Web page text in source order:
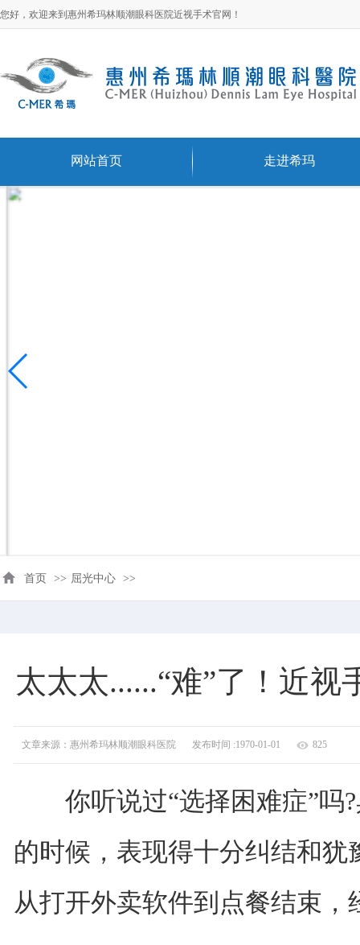
您好，欢迎来到惠州希玛林顺潮眼科医院近视手术官网！
网站首页 走进希玛
首页 >> 屈光中心 >>
太太太......“难”了！近
文章来源：惠州希玛林顺潮眼科医院 发布时间 :1970-01-01 825
你听说过“选择困难症”吗?
的时候，表现得十分纠结和
从打开外卖软件到点餐结束，